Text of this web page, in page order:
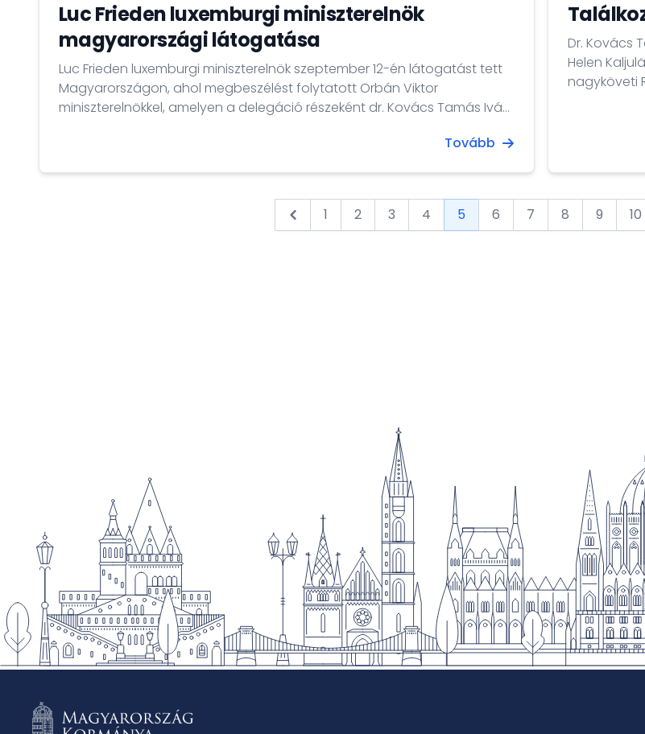
Luc Frieden luxemburgi miniszterelnök
magyarországi látogatása
Luc Frieden luxemburgi miniszterelnök szeptember 12-én látogatást tett
Magyarországon, ahol megbeszélést folytatott Orbán Viktor
miniszterelnökkel, amelyen a delegáció részeként dr. Kovács Tamás Iván
Tovább
Dr. Kovács
Helen
nagyköveti
&laquo; Previous
1 2 3 4 5 6 7 8 9 10